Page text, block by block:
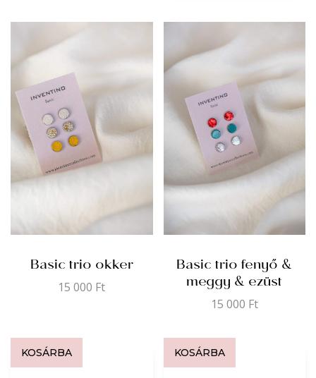
Basic trio okker
15 000 Ft
KOSÁRBA
Basic trio fenyő &
meggy & ezüst
15 000 Ft
KOSÁRBA